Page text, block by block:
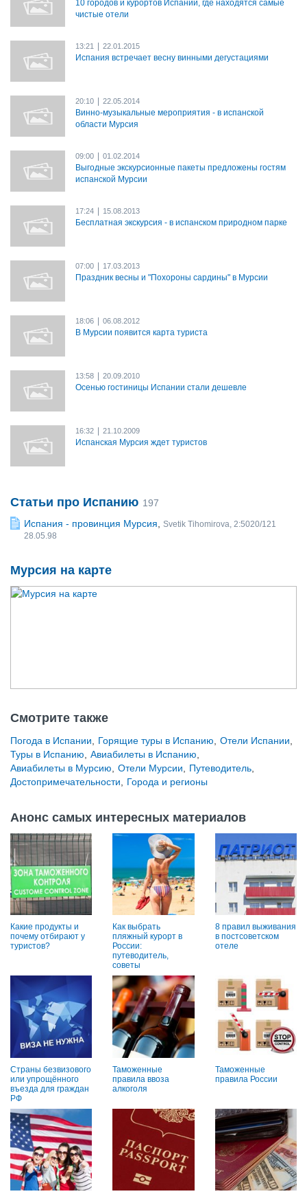
10 городов и курортов Испании, где находятся самые
чистые отели
13:21 22.01.2015
Испания встречает весну винными дегустациями
20:10 22.05.2014
Винно-музыкальные мероприятия - в испанской
области Мурсия
09:00 01.02.2014
Выгодные экскурсионные пакеты предложены гостям
испанской Мурсии
17:24 15.08.2013
Бесплатная экскурсия - в испанском природном парке
07:00 17.03.2013
Праздник весны и "Похороны сардины" в Мурсии
18:06 06.08.2012
В Мурсии появится карта туриста
13:58 20.09.2010
Осенью гостиницы Испании стали дешевле
16:32 21.10.2009
Испанская Мурсия ждет туристов
Статьи про Испанию 197
Испания - провинция Мурсия
Svetik Tihomirova, 2:5020/121
28.05.98
Мурсия на карте
Смотрите также
Погода в Испании Горящие туры в Испанию Отели Испании
Туры в Испанию
Авиабилеты в Испанию
Авиабилеты в Мурсию
Отели Мурсии Путеводитель
Достопримечательности
Города и регионы
Анонс самых интересных материалов
Какие продукты и
почему отбирают у
туристов?
Как выбрать
пляжный курорт в
России:
путеводитель,
советы
8 правил выживания
в постсоветском
отеле
Страны безвизового
или упрощённого
въезда для граждан
РФ
Таможенные
правила ввоза
алкоголя
Таможенные
правила России